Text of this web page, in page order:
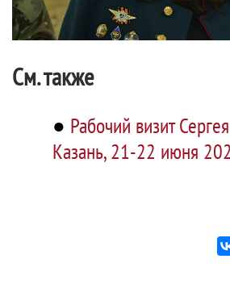
См. также
● Рабочий визит
Казань, 21-22 июня